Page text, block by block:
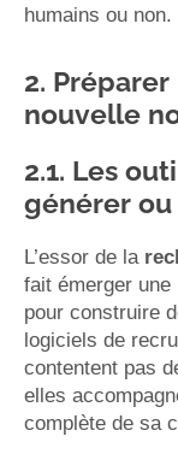
humains ou non.
2.
nouvelle
2.1. Les
générer ou
L’essor de la
fait émerger une
pour construire
logiciels de
contentent pas
elles
complète de sa